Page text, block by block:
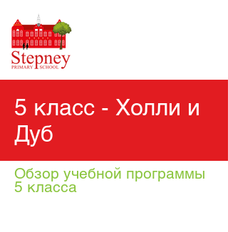
5 класс - Холли и
Дуб
Обзор учебной программы
5 класса